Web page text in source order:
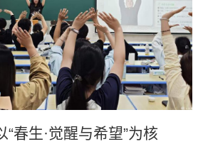
“春生·觉醒与希望”为核